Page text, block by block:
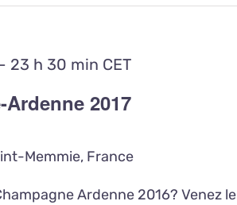
2017
- 23 h 30 min CET
Memmie, France
Ardenne 2016? Venez le